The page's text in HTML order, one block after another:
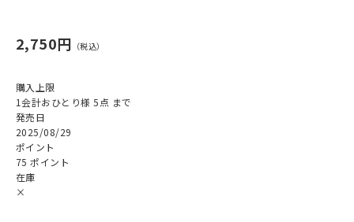
2,750円
購入上限
1会計おひとり様 5点 まで
発売日
2025/08/29
ポイント
75 ポイント
在庫
×